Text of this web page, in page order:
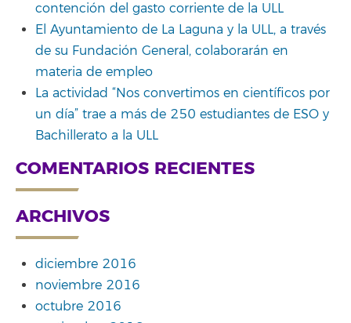
contención del gasto corriente de la ULL
El Ayuntamiento de La Laguna y la ULL, a través
de su Fundación General, colaborarán en
materia de empleo
La actividad “Nos convertimos en científicos por
un día” trae a más de 250 estudiantes de ESO y
Bachillerato a la ULL
COMENTARIOS RECIENTES
ARCHIVOS
diciembre 2016
noviembre 2016
octubre 2016